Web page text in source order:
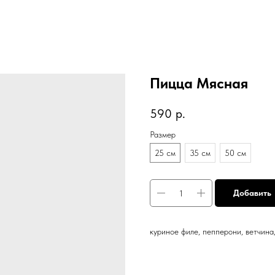
Пицца Мясная
590 р.
Размер
25 см
35 см 50 см
Добавить
куриное филе, пепперони,